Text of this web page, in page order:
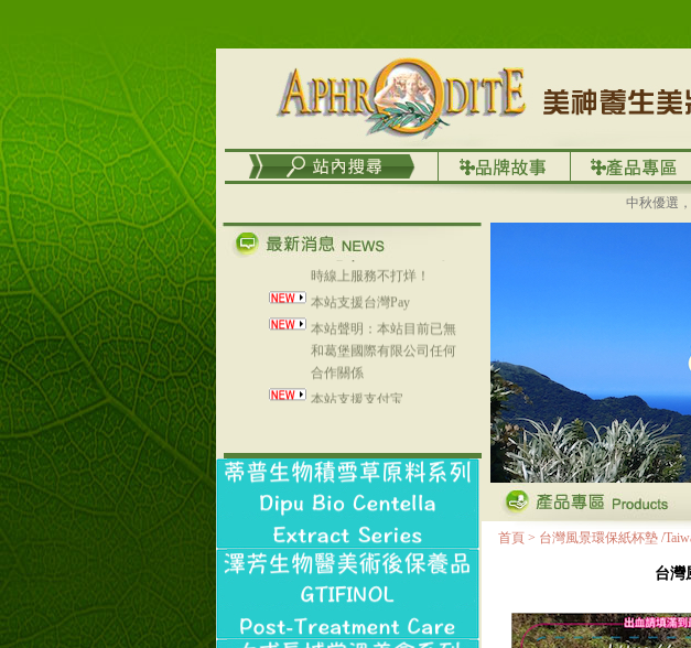
中秋優選，大
地區～
在外租屋者、居住處無管
理員、不方便在工作地點
取件者，歡迎多多使用
【郵局i郵箱】的服務喔～
【i郵箱】設立的地點，請
進入內頁連結～
Line@aphrodite2020 24小
時線上服務不打烊！
本站支援台灣Pay
本站聲明：本站目前已無
和葛堡國際有限公司任何
合作關係
本站支援支付宝
2017年1月1日起，中国大
首頁 > 台灣風景環保紙杯墊 /
台灣